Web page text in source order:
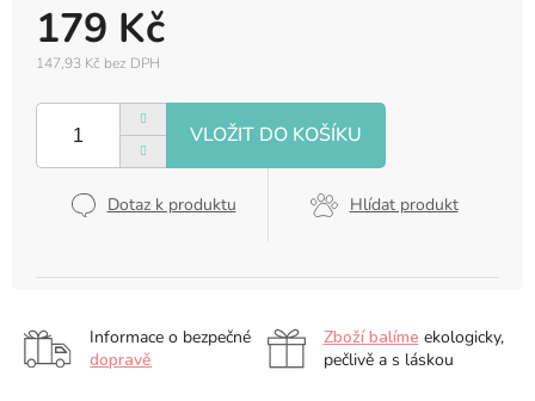
179 Kč
147,93 Kč bez DPH
cena:
Dotaz k produktu Hlídat produkt
Informace o bezpečné
dopravě
Zboží balíme ekologicky,
pečlivě a s láskou